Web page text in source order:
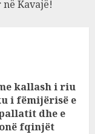
Kavajë!
kallash i riu
i fëmijërisë e
dhe e
fqinjët